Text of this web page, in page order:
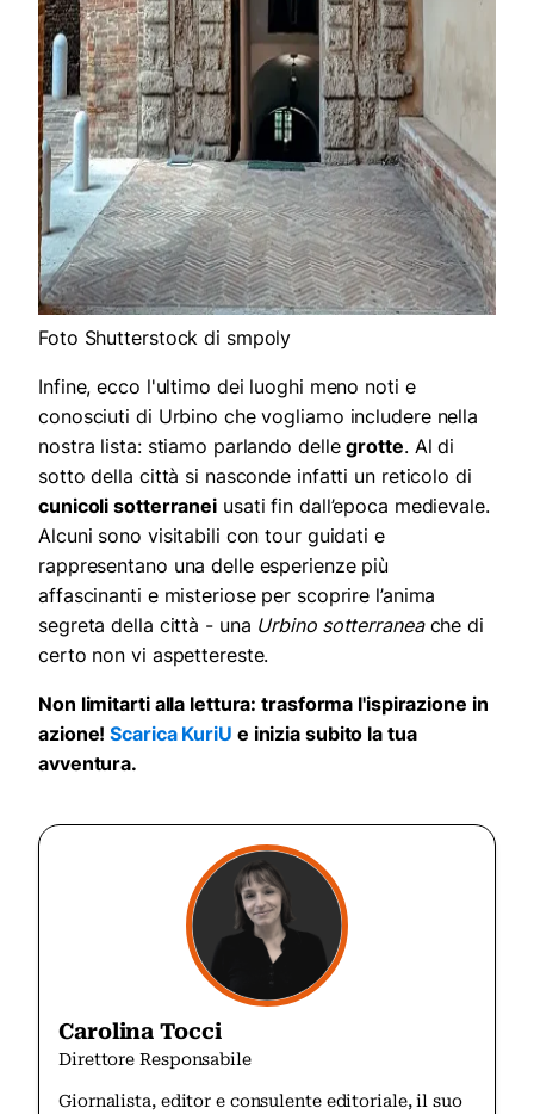
Foto Shutterstock di smpoly
Infine, ecco l'ultimo dei luoghi meno noti e
conosciuti di Urbino che vogliamo includere nella
nostra lista: stiamo parlando dellegrotte. Al di
sotto della città si nasconde infatti un reticolo di
cunicoli sotterranei usati fin dall’epoca medievale.
Alcuni sono visitabili con tour guidati e
rappresentano una delle esperienze più
affascinanti e misteriose per scoprire l’anima
segreta della città - una Urbino sotterraneache di
certo non vi aspettereste.
Non limitarti alla lettura: trasforma l'ispirazione in
azione!Scarica KuriU e inizia subito la tua
avventura.
Carolina Tocci
Direttore Responsabile
Giornalista, editor e consulente editoriale, il suo